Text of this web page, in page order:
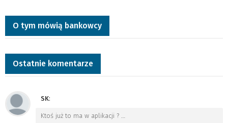
O tym mówią bankowcy
Ostatnie komentarze
SK:
Ktoś już to ma w aplikacji ? …